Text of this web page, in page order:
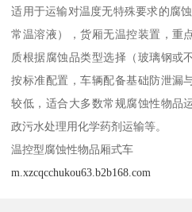
适用于运输对温度无特殊要求的腐
常温溶液），货厢无温控装置，重
质根据腐蚀品类型选择（玻璃钢或
按标准配置，车辆配备基础防泄漏
较低，适合大多数常规腐蚀性物品
政污水处理用化学药剂运输等。​
温控型腐蚀性物品厢式车​
m.xzcqcchukou63.b2b168.com